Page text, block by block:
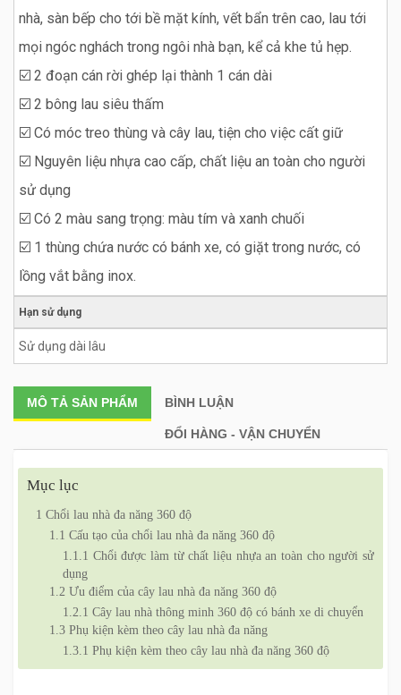
nhà, sàn bếp cho tới bề mặt kính, vết bẩn trên cao, lau tới
mọi ngóc nghách trong ngôi nhà bạn, kể cả khe tủ hẹp.
☑️ 2 đoạn cán rời ghép lại thành 1 cán dài
☑️ 2 bông lau siêu thấm
☑️ Có móc treo thùng và cây lau, tiện cho việc cất giữ
☑️ Nguyên liệu nhựa cao cấp, chất liệu an toàn cho người
sử dụng
☑️ Có 2 màu sang trọng: màu tím và xanh chuối
☑️ 1 thùng chứa nước có bánh xe, có giặt trong nước, có
lồng vắt bằng inox.
Hạn sử dụng
Sử dụng dài lâu
MÔ TẢ SẢN PHẨM BÌNH LUẬN
ĐỔI HÀNG - VẬN CHUYỂN
Mục lục
1 Chổi lau nhà đa năng 360 độ
1.1 Cấu tạo của chổi lau nhà đa năng 360 độ
1.1.1 Chổi được làm từ chất liệu nhựa an toàn cho người sử
dụng
1.2 Ưu điểm của cây lau nhà đa năng 360 độ
1.2.1 Cây lau nhà thông minh 360 độ có bánh xe di chuyển
1.3 Phụ kiện kèm theo cây lau nhà đa năng
1.3.1 Phụ kiện kèm theo cây lau nhà đa năng 360 độ